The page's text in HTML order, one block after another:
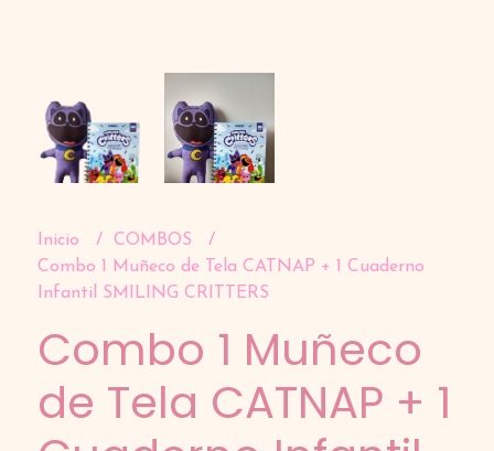
Inicio
COMBOS
Combo 1 Muñeco de Tela CATNAP + 1 Cuaderno
Infantil SMILING CRITTERS
Combo 1 Muñeco
de Tela CATNAP + 1